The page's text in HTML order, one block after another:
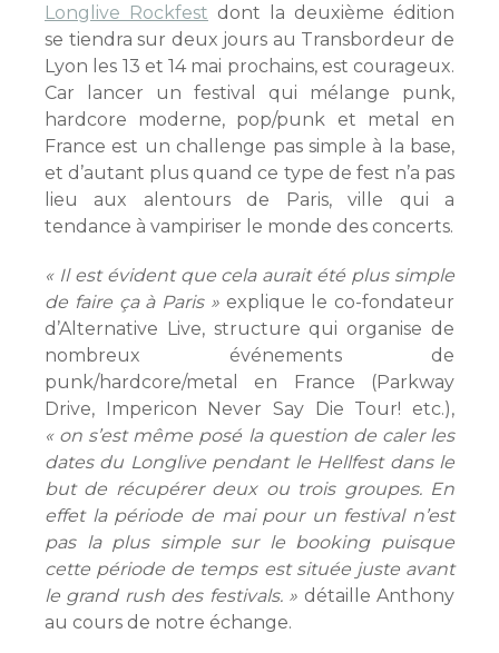
Longlive Rockfest dont la deuxième édition
se tiendra sur deux jours au Transbordeur de
Lyon les 13 et 14 mai prochains, est courageux.
Car lancer un festival qui mélange punk,
hardcore moderne, pop/punk et metal en
France est un challenge pas simple à la base,
et d’autant plus quand ce type de fest n’a pas
lieu aux alentours de Paris, ville qui a
tendance à vampiriser le monde des concerts.
« Il est évident que cela aurait été plus simple
de faire ça à Paris »explique le co-fondateur
d’Alternative Live, structure qui organise de
nombreux événements de
punk/hardcore/metal en France (Parkway
Drive, Impericon Never Say Die Tour! etc.),
« on s’est même posé la question de caler les
dates du Longlive pendant le Hellfest dans le
but de récupérer deux ou trois groupes. En
effet la période de mai pour un festival n’est
pas la plus simple sur le booking puisque
cette période de temps est située juste avant
le grand rush des festivals. » détaille Anthony
au cours de notre échange.